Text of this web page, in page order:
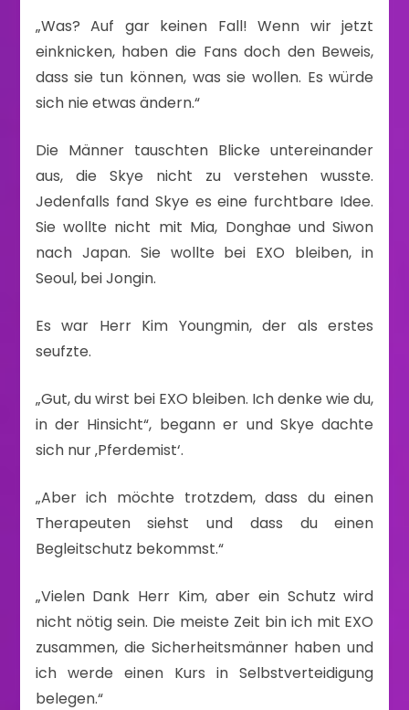
„Was? Auf gar keinen Fall! Wenn wir jetzt
einknicken, haben die Fans doch den Beweis,
dass sie tun können, was sie wollen. Es würde
sich nie etwas ändern.“
Die Männer tauschten Blicke untereinander
aus, die Skye nicht zu verstehen wusste.
Jedenfalls fand Skye es eine furchtbare Idee.
Sie wollte nicht mit Mia, Donghae und Siwon
nach Japan. Sie wollte bei EXO bleiben, in
Seoul, bei Jongin.
Es war Herr Kim Youngmin, der als erstes
seufzte.
„Gut, du wirst bei EXO bleiben. Ich denke wie du,
in der Hinsicht“, begann er und Skye dachte
sich nur ‚Pferdemist‘.
„Aber ich möchte trotzdem, dass du einen
Therapeuten siehst und dass du einen
Begleitschutz bekommst.“
„Vielen Dank Herr Kim, aber ein Schutz wird
nicht nötig sein. Die meiste Zeit bin ich mit EXO
zusammen, die Sicherheitsmänner haben und
ich werde einen Kurs in Selbstverteidigung
belegen.“